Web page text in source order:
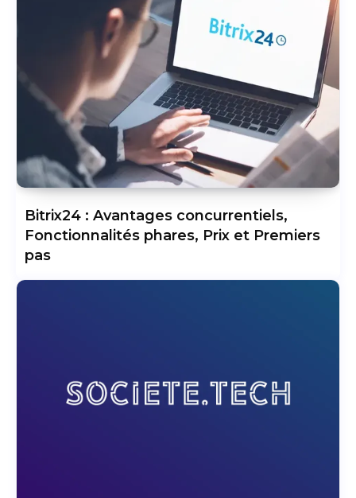
Bitrix24 : Avantages concurrentiels,
Fonctionnalités phares, Prix et Premiers
pas